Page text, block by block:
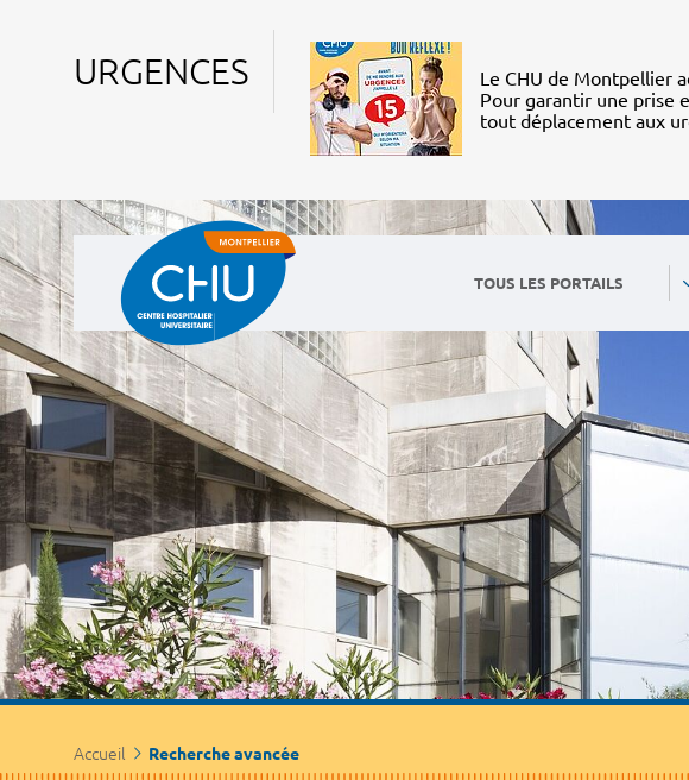
URGENCES
Le CHU de Montpellier
Pour garantir une prise
tout déplacement aux
TOUS LES PORTAILS
Accueil Recherche avancée